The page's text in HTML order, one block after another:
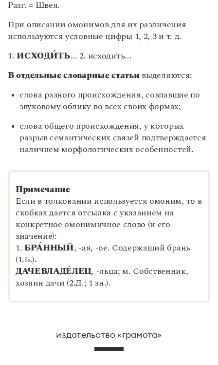
Разг. = Швея.
При описании омонимов для их различения
используются условные цифры 1, 2, 3 и т. д.
1.ИСХОДИТЬ... 2. исходи́ть...
В отдельные словарные статьивыделяются:
слова разного происхождения, совпавшие по
звуковому облику во всех своих формах;
слова общего происхождения, у которых
разрыв семантических связей подтверждается
наличием морфологических особенностей.
Примечание
Если в толковании используется омоним, то в
скобках дается отсылка с указанием на
конкретное омонимичное слово (и его
значение):
1.БРАННЫЙ, -ая, -ое. Содержащий брань
(1.Б.).
ДАЧЕВЛАДЕЛЕЦ, -льца; м. Собственник,
хозяин дачи (2.Д.; 1 зн.).
издательство «грамота»